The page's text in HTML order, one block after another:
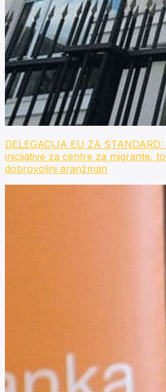
DELEGACIJA EU ZA
inicijative za centre za migrante,
dobrovoljni aranžman